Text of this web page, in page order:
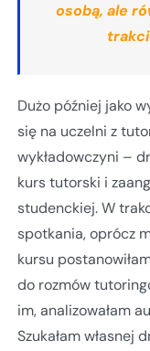
osobą, ale
Dużo później jako
się na uczelni z
wykładowczyni –
kurs tutorski i
studenckiej. W
spotkania, oprócz
kursu
do rozmów
im, analizowałam
Szukałam własnej